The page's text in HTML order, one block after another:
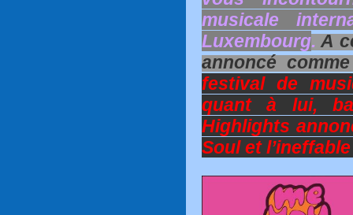
musicale
Luxembourg.A
annoncé
festival de
quant à lui,
Highlights
Soul et